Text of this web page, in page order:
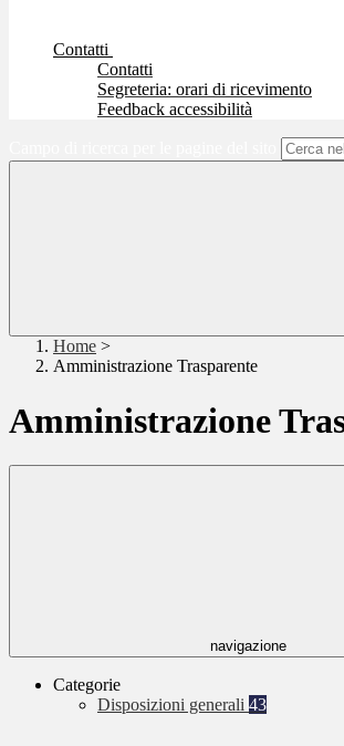
Contatti
Contatti
Segreteria: orari di ricevimento
Feedback accessibilità
Home >
Amministrazione Trasparente
Amministrazione
navigazione
Categorie
Disposizioni generali 43